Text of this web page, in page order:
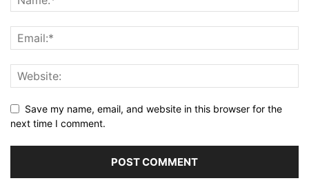
Save my name, email, and website in this browser for the
next time I comment.